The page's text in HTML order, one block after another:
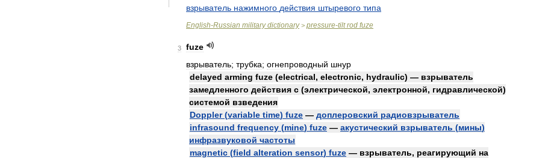
взрыватель нажимного действия штыревого типа
English-Russian military dictionary> pressure-tilt rod fuze
3
fuze
взрыватель; трубка; огнепроводный шнур
delayed arming fuze (electrical, electronic, hydraulic) — взрыватель
замедленного действия с (электрической, электронной, гидравлической)
системой взведения
Doppler(variable time) fuze — доплеровский радиовзрыватель
infrasound frequency (mine) fuze — акустический взрыватель (мины)
инфразвуковой частоты
magnetic (field alteration sensor) fuze — взрыватель, реагирующий на